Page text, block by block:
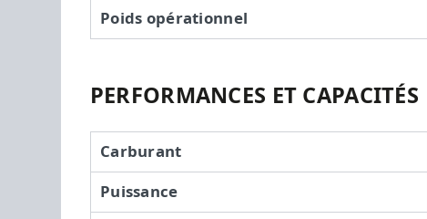
Poids opérationnel
PERFORMANCES ET CAPACITÉS
Carburant
Puissance